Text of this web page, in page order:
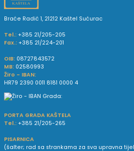
Braće Radić 1, 21212 Kaštel Sućurac
Tel.: +385 21/205-205
Fax.: +385 21/224-201
OIB: 08727843572
MB: 02580993
Žiro - IBAN:
HR79 2390 0011 8181 0000 4
PORTA GRADA KAŠTELA
Tel.: +385 21/205-265
PISARNICA
(šalter; rad sa strankama za sva upravna